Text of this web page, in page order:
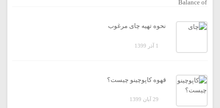
نحوه تهیه چای مرغوب
1 آذر 1399
قهوه کاپوچینو چیست؟
29 آبان 1399